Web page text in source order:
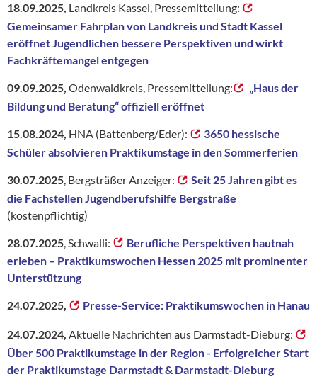
18.09.2025, Landkreis Kassel, Pressemitteilung:
Gemeinsamer Fahrplan von Landkreis und Stadt Kassel
eröffnet Jugendlichen bessere Perspektiven und wirkt
Fachkräftemangel entgegen
09.09.2025, Odenwaldkreis, Pressemitteilung:
„Haus der
Bildung und Beratung“ offiziell eröffnet
15.08.2024, HNA (Battenberg/Eder):
3650 hessische
Schüler absolvieren Praktikumstage in den Sommerferien
30.07.2025 , Bergsträßer Anzeiger:
Seit 25 Jahren gibt es
die Fachstellen Jugendberufshilfe Bergstraße
(kostenpflichtig)
28.07.2025 , Schwalli:
Berufliche Perspektiven hautnah
erleben – Praktikumswochen Hessen 2025 mit prominenter
Unterstützung
24.07.2025, Presse-Service: Praktikumswochen in Hanau
24.07.2024, Aktuelle Nachrichten aus Darmstadt-Dieburg:
Über 500 Praktikumstage in der Region - Erfolgreicher Start
der Praktikumstage Darmstadt & Darmstadt-Dieburg